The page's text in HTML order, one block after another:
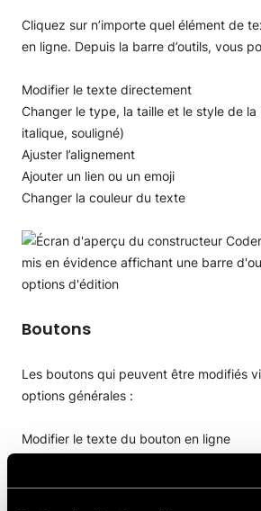
Cliquez sur n’importe quel élément de
en ligne. Depuis la barre d’outils, vous
Modifier le texte directement
Changer le type, la taille et le style de la
italique, souligné)
Ajuster l’alignement
Ajouter un lien ou un emoji
Changer la couleur du texte
Boutons
Les boutons qui peuvent être modifiés
options générales :
Modifier le texte du bouton en ligne